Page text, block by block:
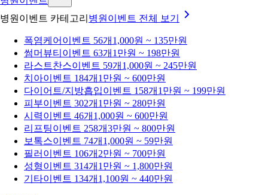
병원이벤트 카테고리 병원이벤트 전체 보기
폭염케어 이벤트 56개 1,000원 ~ 135만원
썸머뷰티 이벤트 63개 1만원 ~ 198만원
라스트찬스이벤트 59개 1,000원 ~ 245만원
치아이벤트 184개 1만원 ~ 600만원
다이어트/지방흡입이벤트 158개 1만원 ~ 199만원
피부이벤트 302개 1만원 ~ 280만원
시력이벤트 46개 1,000원 ~ 600만원
리프팅이벤트 258개3만원 ~ 800만원
보톡스이벤트 74개 1,000원 ~ 59만원
필러 이벤트 106개 2만원 ~ 700만원
성형이벤트 314개 1만원 ~ 1,800만원
기타이벤트 134개 1,100원 ~ 440만원